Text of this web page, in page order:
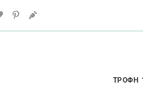
ΤΡΟΦΉ